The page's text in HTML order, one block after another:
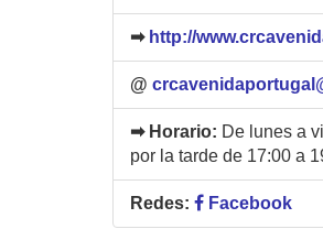
➡ http://
@
➡ Horario: De lunes a
por la tarde de 17:00 a
Redes: Facebook